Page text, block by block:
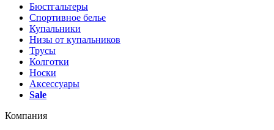
Бюстгальтеры
Спортивное белье
Купальники
Низы от купальников
Трусы
Колготки
Носки
Аксессуары
Sale
Компания